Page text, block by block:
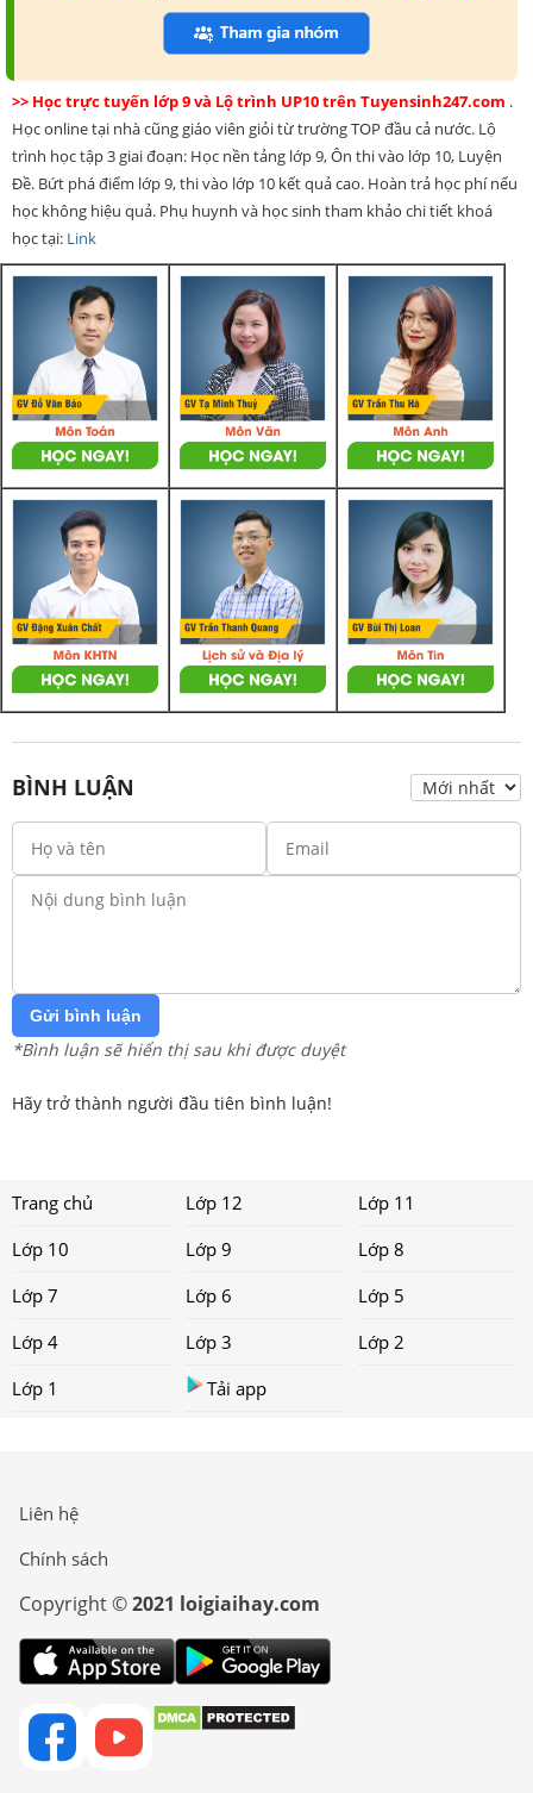
>> Học trực tuyến lớp 9 và Lộ trình UP10 trên Tuyensinh247.com .
Học online tại nhà cũng giáo viên giỏi từ trường TOP đầu cả nước. Lộ
trình học tập 3 giai đoạn: Học nền tảng lớp 9, Ôn thi vào lớp 10, Luyện
Đề. Bứt phá điểm lớp 9, thi vào lớp 10 kết quả cao. Hoàn trả học phí nếu
học không hiệu quả. Phụ huynh và học sinh tham khảo chi tiết khoá
học tại: Link
BÌNH LUẬN
Gửi bình luận
*Bình luận sẽ hiển thị sau khi được duyệt
Hãy trở thành người đầu tiên bình luận!
Trang chủ Lớp 12
Lớp 11
Lớp 10
Lớp 9
Lớp 8
Lớp 7
Lớp 6
Lớp 5
Lớp 4
Lớp 3
Lớp 2
Lớp 1
Tải app
Liên hệ
Chính sách
Copyright ©2021 loigiaihay.com